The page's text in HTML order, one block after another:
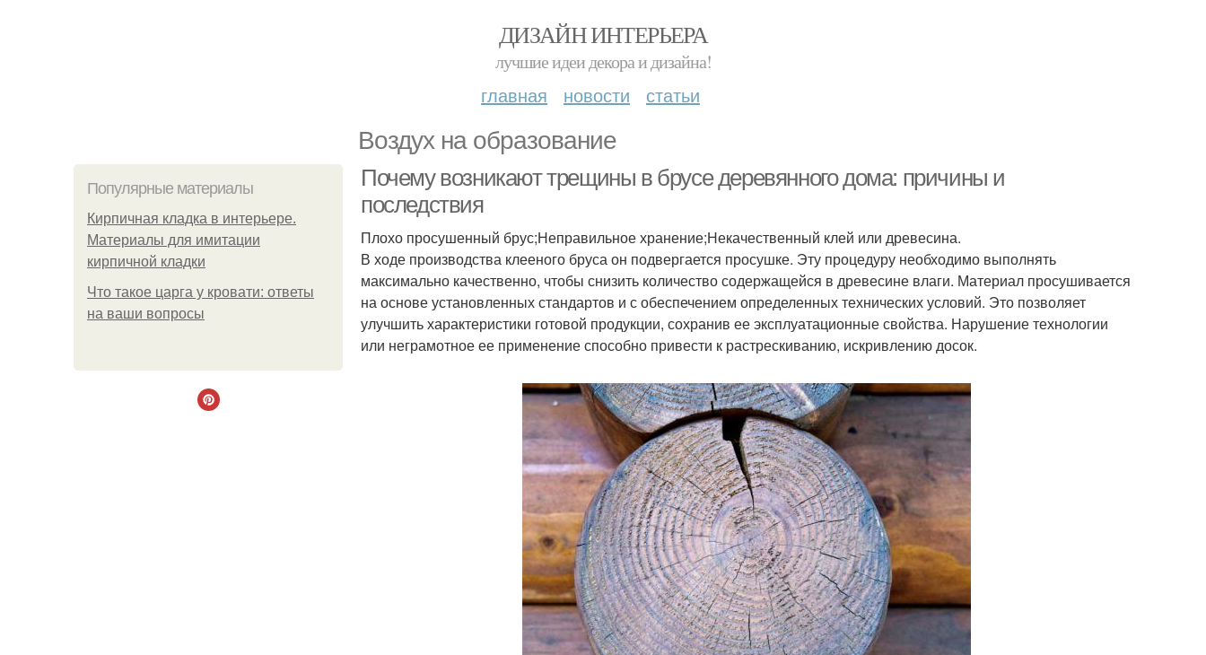
ДИЗАЙН ИНТЕРЬЕРА
лучшие идеи декора и дизайна!
главная новости статьи
Воздух на образование
Популярные материалы
Кирпичная кладка в интерьере.
Материалы для имитации
кирпичной кладки
Что такое царга у кровати: ответы
на ваши вопросы
Почему возникают трещины в брусе деревянного дома: причины и
последствия
Плохо просушенный брус;Неправильное хранение;Некачественный клей или древесина.
В ходе производства клееного бруса он подвергается просушке. Эту процедуру необходимо выполнять
максимально качественно, чтобы снизить количество содержащейся в древесине влаги. Материал просушивается
на основе установленных стандартов и с обеспечением определенных технических условий. Это позволяет
улучшить характеристики готовой продукции, сохранив ее эксплуатационные свойства. Нарушение технологии
или неграмотное ее применение способно привести к растрескиванию, искривлению досок.